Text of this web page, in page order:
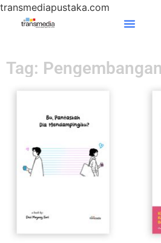
transmediapustaka.com
Tag: